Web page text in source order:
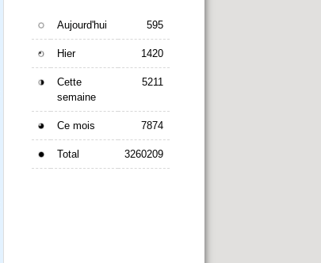
Aujourd'hui 595
Hier 1420
Cette
semaine
5211
Ce mois 7874
Total 3260209